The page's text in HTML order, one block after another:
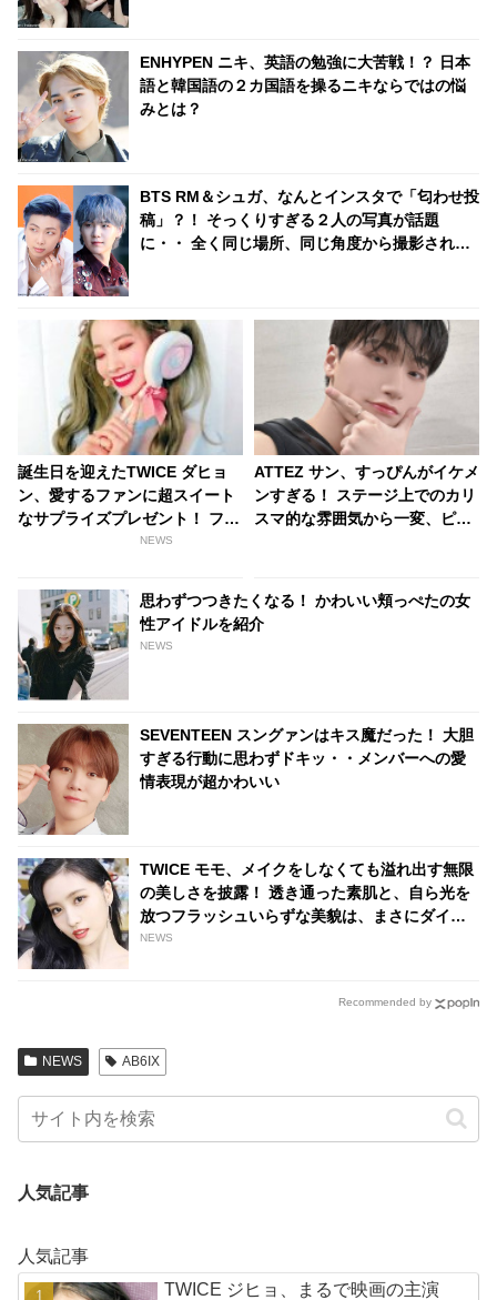
ENHYPEN ニキ、英語の勉強に大苦戦！？ 日本
語と韓国語の２カ国語を操るニキならではの悩
みとは？
BTS RM＆シュガ、なんとインスタで「匂わせ投
稿」？！ そっくりすぎる２人の写真が話題
に・・ 全く同じ場所、同じ角度から撮影されて
誕生日を迎えたTWICE ダヒョ
ン、愛するファンに超スイート
なサプライズプレゼント！ ファ
ン大興奮の動画は必見
NEWS
ATTEZ サン、すっぴんがイケメ
ンすぎる！ ステージ上でのカリ
スマ的な雰囲気から一変、ピュ
思わずつつきたくなる！ かわいい頬っぺたの女
性アイドルを紹介
NEWS
SEVENTEEN スングァンはキス魔だった！ 大胆
すぎる行動に思わずドキッ・・メンバーへの愛
情表現が超かわいい
TWICE モモ、メイクをしなくても溢れ出す無限
の美しさを披露！ 透き通った素肌と、自ら光を
放つフラッシュいらずな美貌は、まさにダイア
モンド
NEWS
Recommended by
NEWS AB6IX
人気記事
人気記事
TWICE ジヒョ、まるで映画の主演